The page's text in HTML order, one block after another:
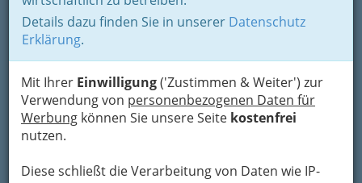
Details dazu finden Sie in unserer Datenschutz
Erklärung.
Mit Ihrer Einwilligung('Zustimmen & Weiter') zur
Verwendung von personenbezogenen Daten für
Werbung können Sie unsere Seite kostenfrei
nutzen.
Diese schließt die Verarbeitung von Daten wie IP-
Lendplatz Stand 10, 8020 Graz
+43 680 332 40 27
Gutschein
Karte